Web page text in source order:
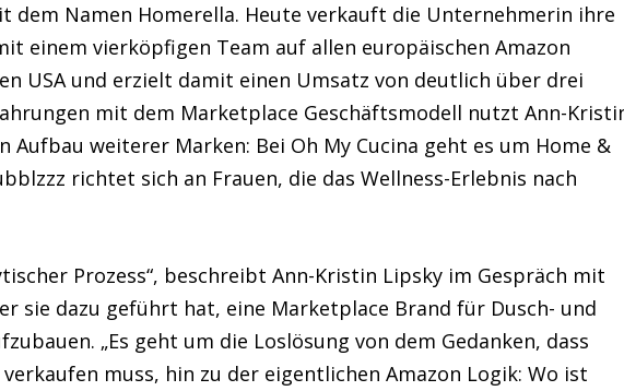
dem Namen Homerella. Heute verkauft die Unternehmerin ihre
einem vierköpfigen Team auf allen europäischen Amazon
USA und erzielt damit einen Umsatz von deutlich über drei
mit dem Marketplace Geschäftsmodell nutzt Ann-
Aufbau weiterer Marken: Bei Oh My Cucina geht es um Home &
richtet sich an Frauen, die das Wellness-Erlebnis nach
Prozess“, beschreibt Ann-Kristin Lipsky im Gespräch mit
sie dazu geführt hat, eine Marketplace Brand für Dusch- und
„Es geht um die Loslösung von dem Gedanken, dass
muss, hin zu der eigentlichen Amazon Logik: Wo ist